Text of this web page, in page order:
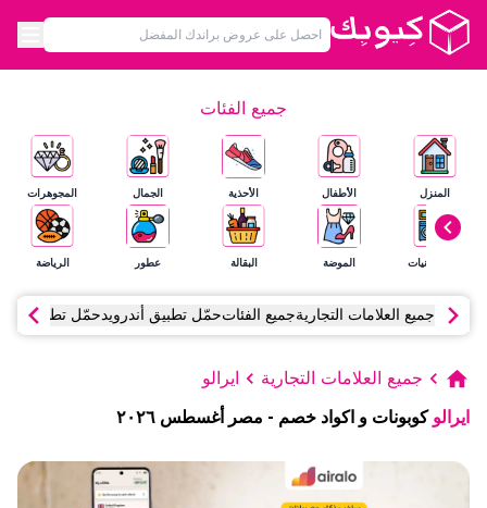
جميع الفئات
المنزل
الإلكترونيات
الأطفال
الموضة
الأحذية
البقالة
الجمال
عطور
المجوهرات
الرياضة
جميع العلامات التجاريةجميع الفئاتحمّل تطبيق أندرويدحمّل تطبيق آي
جميع العلامات التجارية ايرالو
ايرالو كوبونات و اكواد خصم - مصر أغسطس ٢٠٢٦